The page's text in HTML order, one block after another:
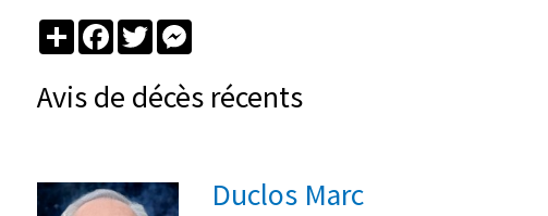
PartagerFacebook
TwitterMessenger
Avis de décès récents
Duclos Marc